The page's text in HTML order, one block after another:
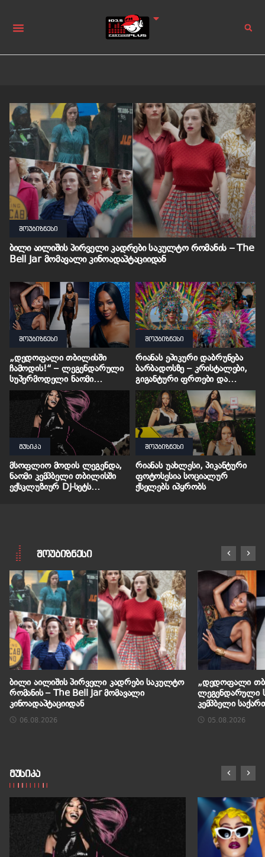
შოუბიზნესი
ბილი აილიშის პირველი კადრები საკულტო რომანის – The
Bell Jar მომავალი კინოადაპტაციიდან
შოუბიზნესი
„დედოფალი თბილისში
ჩამოდის!“ – ლეგენდარული
სუპერმოდელი ნაომი
კემპბელი საქართველოს
ეწვევა
შოუბიზნესი
რიანას ეპიკური დაბრუნება
ბარბადოსზე – კრისტალები,
გიგანტური ფრთები და
ფურორი კარნავალზე
მუსიკა
მსოფლიო მოდის ლეგენდა,
ნაომი კემპბელი თბილისში
ექსკლუზიურ DJ-სეტს
შოუბიზნესი
რიანას უახლესი, პიკანტური
ფოტოსესია სოციალურ
ქსელებს იპყრობს
შოუბიზნესი
ბილი აილიშის პირველი კადრები საკულტო
რომანის – The Bell Jar მომავალი
კინოადაპტაციიდან
06.08.2026
„დედოფალი
ლეგენდარული
კემპბელი
05.08.2026
მუსიკა